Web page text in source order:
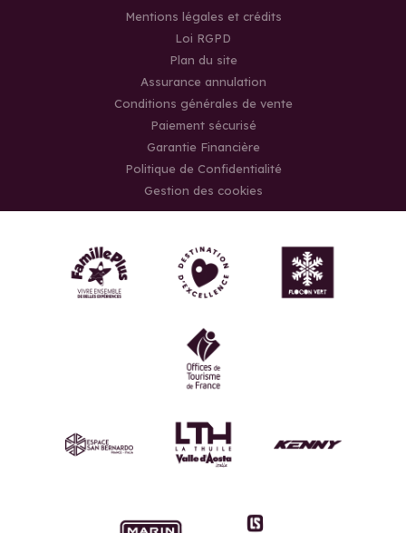
Mentions légales et crédits
Loi RGPD
Plan du site
Assurance annulation
Conditions générales de vente
Paiement sécurisé
Garantie Financière
Politique de Confidentialité
Gestion des cookies